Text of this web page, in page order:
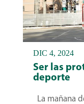
Ser las
deporte
La mañana
DIC 4, 2024